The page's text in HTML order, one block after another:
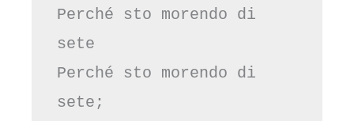
Perché sto morendo di
sete
Perché sto morendo di
sete;